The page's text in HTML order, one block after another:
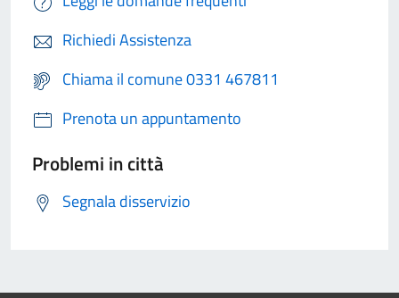
Richiedi Assistenza
Chiama il comune 0331 467811
Prenota un appuntamento
Problemi in città
Segnala disservizio